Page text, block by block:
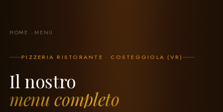
HOME →MENU
PIZZERIA RISTORANTE · COSTEGGIOLA (VR)
Il nostro
menu completo